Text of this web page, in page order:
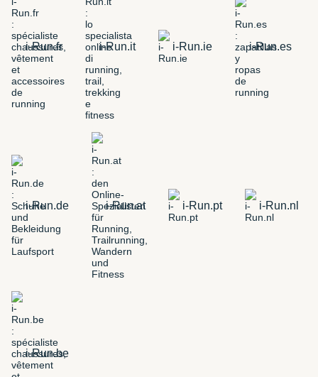
i-Run.fr i-Run.it i-Run.ie i-Run.es
i-Run.de i-Run.at i-Run.pt i-Run.nl
i-Run.be